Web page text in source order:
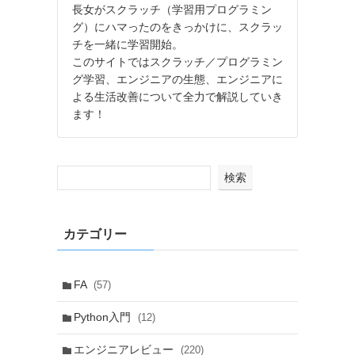
長女がスクラッチ（学習用プログラミン
グ）にハマったのをきっかけに、スクラッ
チを一緒に学習開始。
このサイトではスクラッチ／プログラミン
グ学習、エンジニアの生態、エンジニアに
よる生活改善について全力で解説していき
ます！
検索
カテゴリー
FA (57)
Python入門 (12)
エンジニアレビュー (220)